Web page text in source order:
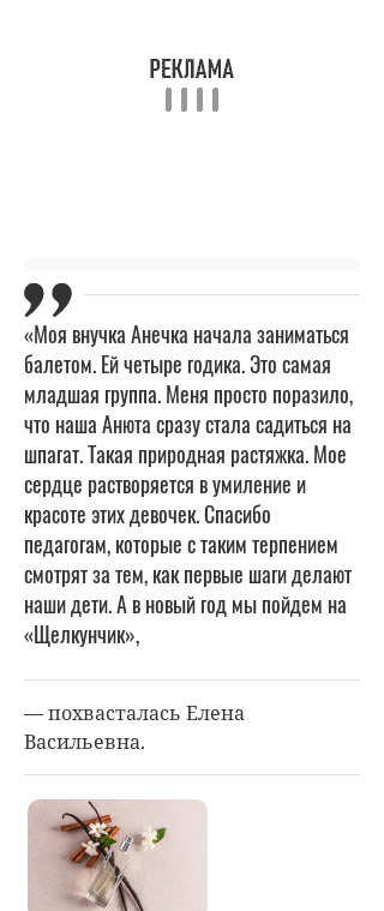
«Моя внучка Анечка начала заниматься
балетом. Ей четыре годика. Это самая
младшая группа. Меня просто поразило,
что наша Анюта сразу стала садиться на
шпагат. Такая природная растяжка. Мое
сердце растворяется в умиление и
красоте этих девочек. Спасибо
педагогам, которые с таким терпением
смотрят за тем, как первые шаги делают
наши дети. А в новый год мы пойдем на
«Щелкунчик»,
— похвасталась Елена
Васильевна.